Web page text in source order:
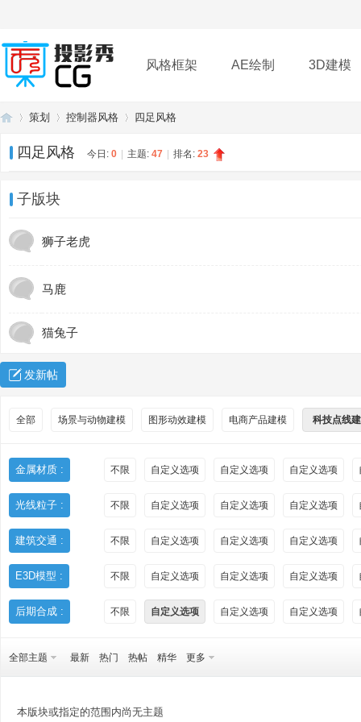
风格框架 AE绘制 3D建模
插件 帮助 下载
策划 控制器风格 四足风格
四足风格 今日: 0 主题: 47 排名: 23
子版块
狮子老虎
马鹿
猫兔子
发新帖
全部 场景与动物建模 图形动效建模 电商产品建模 科技点线
金属材质 : 不限 自定义选项 自定义选项 自定义选项
光线粒子 : 不限 自定义选项 自定义选项 自定义选项
建筑交通 : 不限 自定义选项 自定义选项 自定义选项
E3D模型 : 不限 自定义选项 自定义选项 自定义选项
后期合成 : 不限 自定义选项 自定义选项 自定义选项
全部主题 最新 热门 热帖 精华 更多
本版块或指定的范围内尚无主题